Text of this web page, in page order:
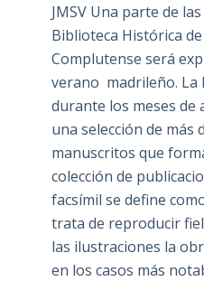
JMSV Una parte de
Biblioteca Histórica
Complutense será
verano madrileño. La
durante los meses de
una selección de más
manuscritos que
colección de
facsímil se define
trata de reproducir
las ilustraciones la
en los casos más